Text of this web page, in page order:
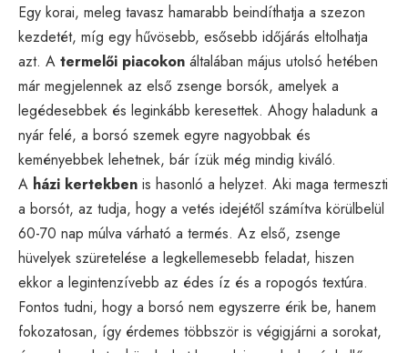
Egy korai, meleg tavasz hamarabb beindíthatja a szezon
kezdetét, míg egy hűvösebb, esősebb időjárás eltolhatja
azt. A termelői piacokon általában május utolsó hetében
már megjelennek az első zsenge borsók, amelyek a
legédesebbek és leginkább keresettek. Ahogy haladunk a
nyár felé, a borsó szemek egyre nagyobbak és
keményebbek lehetnek, bár ízük még mindig kiváló.
A házi kertekben is hasonló a helyzet. Aki maga termeszti
a borsót, az tudja, hogy a vetés idejétől számítva körülbelül
60-70 nap múlva várható a termés. Az első, zsenge
hüvelyek szüretelése a legkellemesebb feladat, hiszen
ekkor a legintenzívebb az édes íz és a ropogós textúra.
Fontos tudni, hogy a borsó nem egyszerre érik be, hanem
fokozatosan, így érdemes többször is végigjárni a sorokat,